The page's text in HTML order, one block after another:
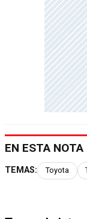
EN ESTA NOTA
TEMAS: Toyota